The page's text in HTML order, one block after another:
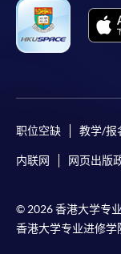
职位空缺 教学/报
内联网 网页出版
© 2026 香港大学专
香港大学专业进修学